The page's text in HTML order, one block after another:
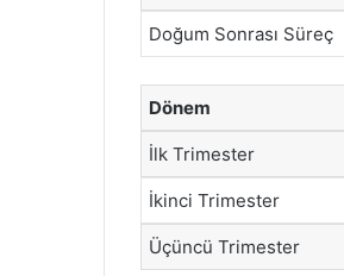
Doğum Sonrası Süreç
Dönem
İlk Trimester
İkinci Trimester
Üçüncü Trimester